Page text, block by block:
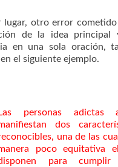
lugar, otro error
de la idea principal
en una sola oración,
el siguiente ejemplo.
Las personas adictas
dos
una de las
poco equitativa
para cumplir